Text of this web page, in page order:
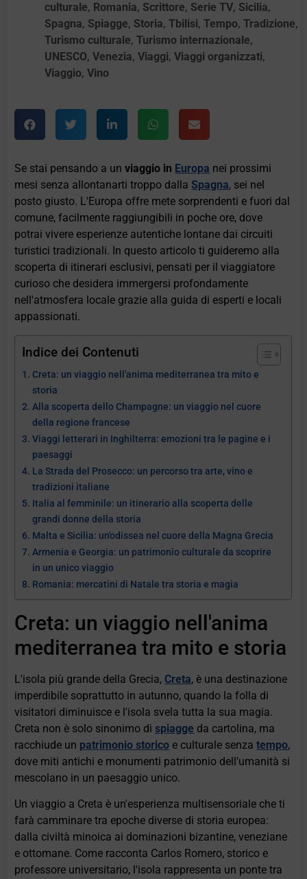
culturale, Romania, Scrittore, Serie TV, Sicilia,
Spagna, Spiagge, Storia,Tbilisi,Tempo,Tradizione,
Turismo culturale,Turismo internazionale,
UNESCO,Venezia,Viaggi,Viaggi organizzati,
Viaggio,Vino
Se stai pensando a unviaggio in Europa nei prossimi
mesi senza allontanarti troppo dallaSpagna, sei nel
posto giusto. L'Europa offre mete sorprendenti e fuori dal
comune, facilmente raggiungibili in poche ore, dove
potrai vivere esperienze autentiche lontane dai circuiti
turistici tradizionali. In questo articolo ti guideremo alla
scoperta di itinerari esclusivi, pensati per il viaggiatore
curioso che desidera immergersi profondamente
nell'atmosfera locale grazie alla guida di esperti e locali
appassionati.
Indice dei Contenuti
Creta: un viaggio nell'anima mediterranea tra mito e
storia
Alla scoperta dello Champagne: un viaggio nel cuore
della regione francese
Viaggi letterari in Inghilterra: emozioni tra le pagine e i
paesaggi
La Strada del Prosecco: un percorso tra arte, vino e
tradizioni italiane
Italia al femminile: un itinerario alla scoperta delle
grandi donne della storia
Malta e Sicilia: un'odissea nel cuore della Magna Grecia
Armenia e Georgia: un patrimonio culturale da scoprire
in un unico viaggio
Romania: mercatini di Natale tra storia e magia
Creta: un viaggio nell'anima
mediterranea tra mito e storia
L'isola più grande della Grecia, Creta, è una destinazione
imperdibile soprattutto in autunno, quando la folla di
visitatori diminuisce e l'isola svela tutta la sua magia.
Creta non è solo sinonimo dispiagge da cartolina, ma
racchiude un patrimonio storico e culturale senzatempo,
dove miti antichi e monumenti patrimonio dell'umanità si
mescolano in un paesaggio unico.
Un viaggio a Creta è un'esperienza multisensoriale che ti
farà camminare tra epoche diverse di storia europea:
dalla civiltà minoica ai dominazioni bizantine, veneziane
e ottomane. Come racconta Carlos Romero, storico e
professore universitario, l'isola rappresenta un ponte tra